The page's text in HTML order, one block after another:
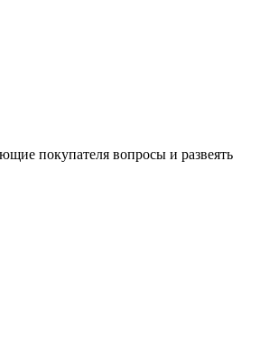
покупателя вопросы и развеять